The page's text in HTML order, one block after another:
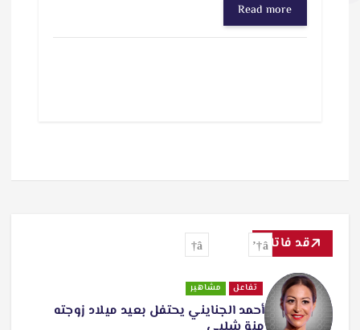
Read more
قد فاتك
تفاعل مشاهير
أحمد الجنايني يحتفل بعيد ميلاد زوجته